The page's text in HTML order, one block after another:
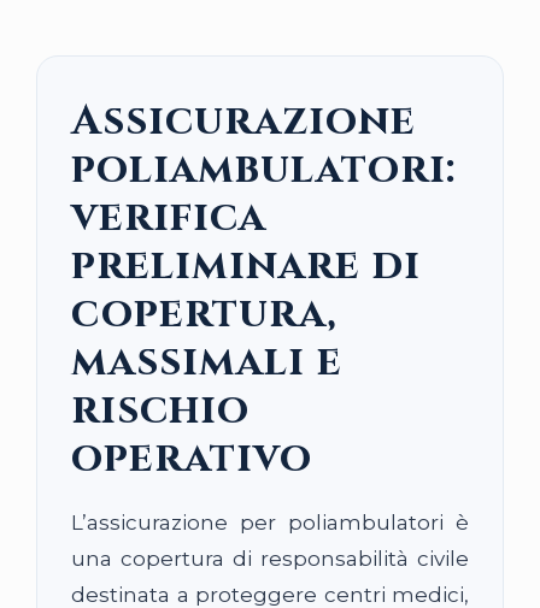
Assicurazione
poliambulatori:
verifica
preliminare di
copertura,
massimali e
rischio
operativo
L’assicurazione per poliambulatori è
una copertura di responsabilità civile
destinata a proteggere centri medici,